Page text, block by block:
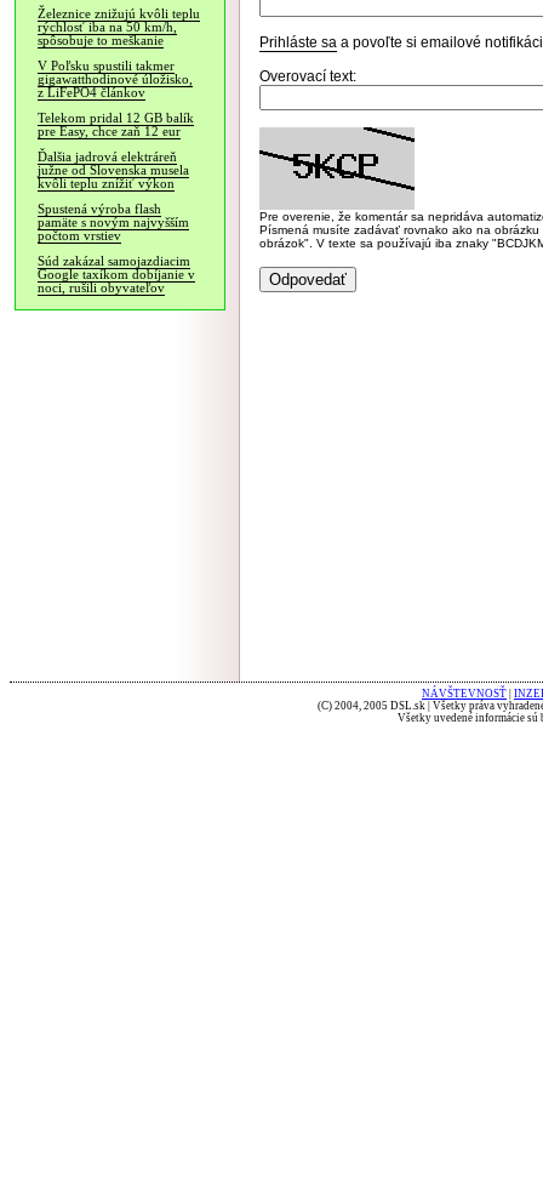
Železnice znižujú kvôli teplu
rýchlosť iba na 50 km/h,
spôsobuje to meškanie
V Poľsku spustili takmer
gigawatthodinové úložisko,
z LiFePO4 článkov
Telekom pridal 12 GB balík
pre Easy, chce zaň 12 eur
Ďalšia jadrová elektráreň
južne od Slovenska musela
kvôli teplu znížiť výkon
Spustená výroba flash
pamäte s novým najvyšším
počtom vrstiev
Súd zakázal samojazdiacim
Google taxíkom dobíjanie v
noci, rušili obyvateľov
Prihláste sa a povoľte si emailové
Overovací text:
Pre overenie, že komentár sa nepridáva
Písmená musíte zadávať rovnako ako na
obrázok". V texte sa používajú iba znaky
NÁVŠTEVNOSŤ
(C) 2004, 2005 DSL.sk | Všetky práva
Všetky uvedené informácie sú